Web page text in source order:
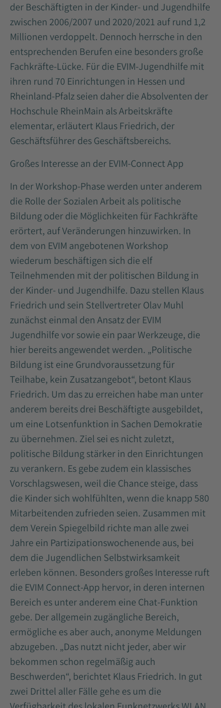
der Beschäftigten in der Kinder- und Jugendhilfe
zwischen 2006/2007 und 2020/2021 auf rund 1,2
Millionen verdoppelt. Dennoch herrsche in den
entsprechenden Berufen eine besonders große
Fachkräfte-Lücke. Für die EVIM-Jugendhilfe mit
ihren rund 70 Einrichtungen in Hessen und
Rheinland-Pfalz seien daher die Absolventen der
Hochschule RheinMain als Arbeitskräfte
elementar, erläutert Klaus Friedrich, der
Geschäftsführer des Geschäftsbereichs.
Großes Interesse an der EVIM-Connect App
In der Workshop-Phase werden unter anderem
die Rolle der Sozialen Arbeit als politische
Bildung oder die Möglichkeiten für Fachkräfte
erörtert, auf Veränderungen hinzuwirken. In
dem von EVIM angebotenen Workshop
wiederum beschäftigen sich die elf
Teilnehmenden mit der politischen Bildung in
der Kinder- und Jugendhilfe. Dazu stellen Klaus
Friedrich und sein Stellvertreter Olav Muhl
zunächst einmal den Ansatz der EVIM
Jugendhilfe vor sowie ein paar Werkzeuge, die
hier bereits angewendet werden. „Politische
Bildung ist eine Grundvoraussetzung für
Teilhabe, kein Zusatzangebot“, betont Klaus
Friedrich. Um das zu erreichen habe man unter
anderem bereits drei Beschäftigte ausgebildet,
um eine Lotsenfunktion in Sachen Demokratie
zu übernehmen. Ziel sei es nicht zuletzt,
politische Bildung stärker in den Einrichtungen
zu verankern. Es gebe zudem ein klassisches
Vorschlagswesen, weil die Chance steige, dass
die Kinder sich wohlfühlten, wenn die knapp 580
Mitarbeitenden zufrieden seien. Zusammen mit
dem Verein Spiegelbild richte man alle zwei
Jahre ein Partizipationswochenende aus, bei
dem die Jugendlichen Selbstwirksamkeit
erleben können. Besonders großes Interesse ruft
die EVIM Connect-App hervor, in deren internen
Bereich es unter anderem eine Chat-Funktion
gebe. Der allgemein zugängliche Bereich,
ermögliche es aber auch, anonyme Meldungen
abzugeben. „Das nutzt nicht jeder, aber wir
bekommen schon regelmäßig auch
Beschwerden“, berichtet Klaus Friedrich. In gut
zwei Drittel aller Fälle gehe es um die